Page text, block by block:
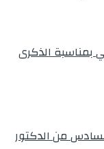
بمناسبة الذكرى
من الدكتور